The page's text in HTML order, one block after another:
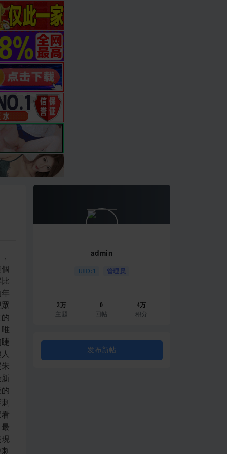
admin
UID:1 管理员
2万
主题
0
回帖
4万
积分
发布新帖
」董卿感覺到兒子粗大的陰莖一下子把自己的小穴塞得滿滿的，不禁呻吟一聲，那是跟別的男人進入時完全不同的感覺，有種說不出的親切感和滿足感，同時又是那麼讓人期待和緊張的感覺。現在兒子的肉棒完全進入到自己的身體里，令董卿忍不住扭動腰身配合兒子的抽動。濕熱的小肉穴里仿佛有無數隻螞蟻在